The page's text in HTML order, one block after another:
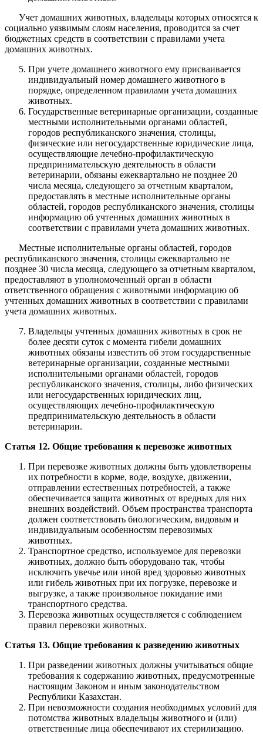
Учет домашних животных, владельцы которых относятся к
социально уязвимым слоям населения, проводится за счет
бюджетных средств в соответствии с правилами учета
домашних животных.
При учете домашнего животного ему присваивается
индивидуальный номер домашнего животного в
порядке, определенном правилами учета домашних
животных.
Государственные ветеринарные организации, созданные
местными исполнительными органами областей,
городов республиканского значения, столицы,
физические или негосударственные юридические лица,
осуществляющие лечебно-профилактическую
предпринимательскую деятельность в области
ветеринарии, обязаны ежеквартально не позднее 20
числа месяца, следующего за отчетным кварталом,
предоставлять в местные исполнительные органы
областей, городов республиканского значения, столицы
информацию об учтенных домашних животных в
соответствии с правилами учета домашних животных.
Местные исполнительные органы областей, городов
республиканского значения, столицы ежеквартально не
позднее 30 числа месяца, следующего за отчетным кварталом,
предоставляют в уполномоченный орган в области
ответственного обращения с животными информацию об
учтенных домашних животных в соответствии с правилами
учета домашних животных.
Владельцы учтенных домашних животных в срок не
более десяти суток с момента гибели домашних
животных обязаны известить об этом государственные
ветеринарные организации, созданные местными
исполнительными органами областей, городов
республиканского значения, столицы, либо физических
или негосударственных юридических лиц,
осуществляющих лечебно-профилактическую
предпринимательскую деятельность в области
ветеринарии.
Статья 12. Общие требования к перевозке животных
При перевозке животных должны быть удовлетворены
их потребности в корме, воде, воздухе, движении,
отправлении естественных потребностей, а также
обеспечивается защита животных от вредных для них
внешних воздействий. Объем пространства транспорта
должен соответствовать биологическим, видовым и
индивидуальным особенностям перевозимых
животных.
Транспортное средство, используемое для перевозки
животных, должно быть оборудовано так, чтобы
исключить увечье или иной вред здоровью животных
или гибель животных при их погрузке, перевозке и
выгрузке, а также произвольное покидание ими
транспортного средства.
Перевозка животных осуществляется с соблюдением
правил перевозки животных.
Статья 13. Общие требования к разведению животных
При разведении животных должны учитываться общие
требования к содержанию животных, предусмотренные
настоящим Законом и иным законодательством
Республики Казахстан.
При невозможности создания необходимых условий для
потомства животных владельцы животного и (или)
ответственные лица обеспечивают их стерилизацию.